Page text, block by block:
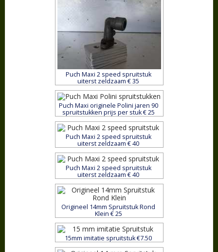
Puch Maxi 2 speed spruitstuk
uiterst zeldzaam € 35
Puch Maxi originele Polini jaren 90
spruitstukken prijs per stuk € 25
Puch Maxi 2 speed spruitstuk
uiterst zeldzaam € 40
Puch Maxi 2 speed spruitstuk
uiterst zeldzaam € 40
Origineel 14mm Spruitstuk Rond
Klein € 25
15mm imitatie spruitstuk €7.50